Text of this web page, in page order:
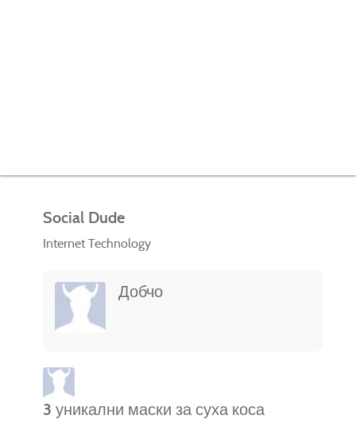
Social Dude
Internet Technology
Добчо
3 уникални маски за суха коса